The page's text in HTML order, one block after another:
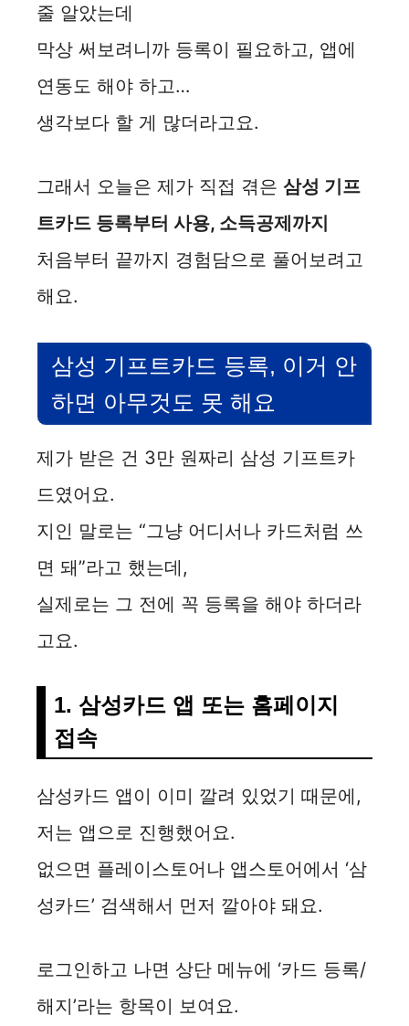
줄 알았는데
막상 써보려니까 등록이 필요하고, 앱에
연동도 해야 하고…
생각보다 할 게 많더라고요.
그래서 오늘은 제가 직접 겪은 삼성 기프
트카드 등록부터 사용, 소득공제까지
처음부터 끝까지 경험담으로 풀어보려고
해요.
삼성 기프트카드 등록, 이거 안
하면 아무것도 못 해요
제가 받은 건 3만 원짜리 삼성 기프트카
드였어요.
지인 말로는 “그냥 어디서나 카드처럼 쓰
면 돼”라고 했는데,
실제로는 그 전에 꼭 등록을 해야 하더라
고요.
1. 삼성카드 앱 또는 홈페이지
접속
삼성카드 앱이 이미 깔려 있었기 때문에,
저는 앱으로 진행했어요.
없으면 플레이스토어나 앱스토어에서 ‘삼
성카드’ 검색해서 먼저 깔아야 돼요.
로그인하고 나면 상단 메뉴에 ‘카드 등록/
해지’라는 항목이 보여요.